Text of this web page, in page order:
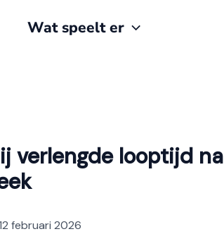
Wat speelt er
verlengde looptijd na
februari 2026